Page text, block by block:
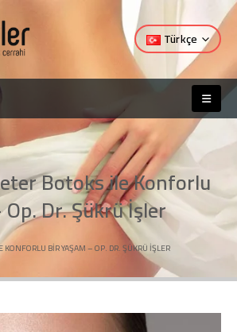
Türkçe
Botoks ile Konforlu
Dr. Şükrü İşler
KONFORLU BIR YAŞAM – OP. DR. ŞÜKRÜ İŞLER